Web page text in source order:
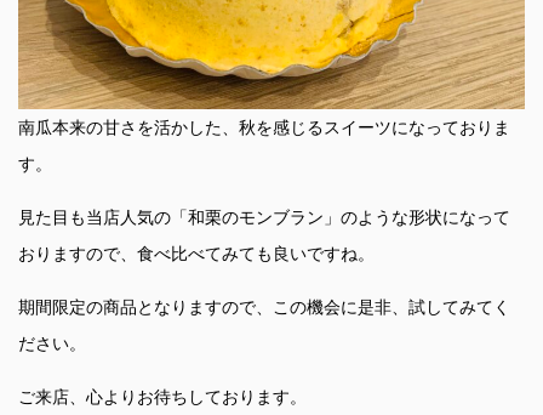
南瓜本来の甘さを活かした、秋を感じるスイーツになっておりま
す。
見た目も当店人気の「和栗のモンブラン」のような形状になって
おりますので、食べ比べてみても良いですね。
期間限定の商品となりますので、この機会に是非、試してみてく
ださい。
ご来店、心よりお待ちしております。